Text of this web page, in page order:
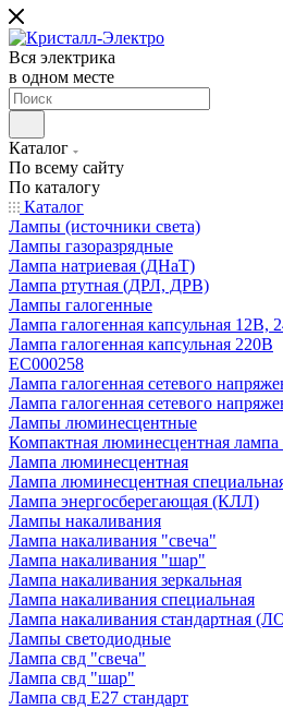
Вся электрика
в одном месте
Каталог
По всему сайту
По каталогу
Каталог
Лампы (источники света)
Лампы газоразрядные
Лампа натриевая (ДНаТ)
Лампа ртутная (ДРЛ, ДРВ)
Лампы галогенные
Лампа галогенная капсульная 12В,
Лампа галогенная капсульная 220В
EC000258
Лампа галогенная сетевого
Лампа галогенная сетевого
Лампы люминесцентные
Компактная люминесцентная лампа
Лампа люминесцентная
Лампа люминесцентная
Лампа энергосберегающая (КЛЛ)
Лампы накаливания
Лампа накаливания "свеча"
Лампа накаливания "шар"
Лампа накаливания зеркальная
Лампа накаливания специальная
Лампа накаливания стандартная
Лампы светодиодные
Лампа свд "свеча"
Лампа свд "шар"
Лампа свд E27 стандарт